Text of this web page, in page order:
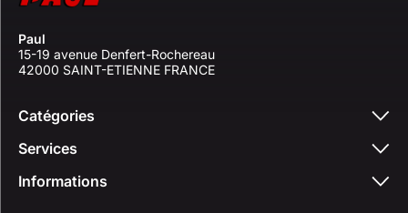
Paul
15-19 avenue Denfert-Rochereau
42000 SAINT-ETIENNE FRANCE
Catégories
Services
Informations